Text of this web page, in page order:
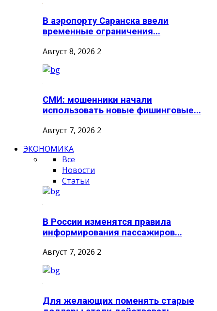
В аэропорту Саранска ввели
временные ограничения...
Август 8, 2026 2
СМИ: мошенники начали
использовать новые фишинговые...
Август 7, 2026 2
ЭКОНОМИКА
Все
Новости
Статьи
В России изменятся правила
информирования пассажиров...
Август 7, 2026 2
Для желающих поменять старые